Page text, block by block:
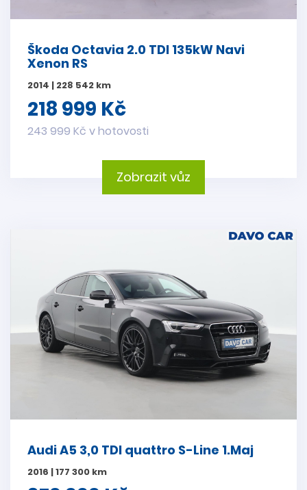
Škoda Octavia 2.0 TDI 135kW Navi
Xenon RS
2014 | 228 542 km
218 999 Kč
243 999 Kč v hotovosti
Zobrazit vůz
Audi A5 3,0 TDI quattro S-Line 1.Maj
2016 | 177 300 km